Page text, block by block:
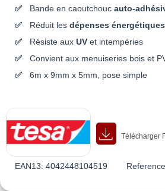
Bande en caoutchouc auto-
Réduit les dépenses énergétiques
Résiste aux UV et intempéries
Convient aux menuiseries bois et
6m x 9mm x 5mm, pose simple
Télécharger
EAN13: 4042448104519